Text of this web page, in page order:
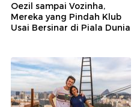
Oezil sampai Vozinha,
Mereka yang Pindah Klub
Usai Bersinar di Piala Dunia